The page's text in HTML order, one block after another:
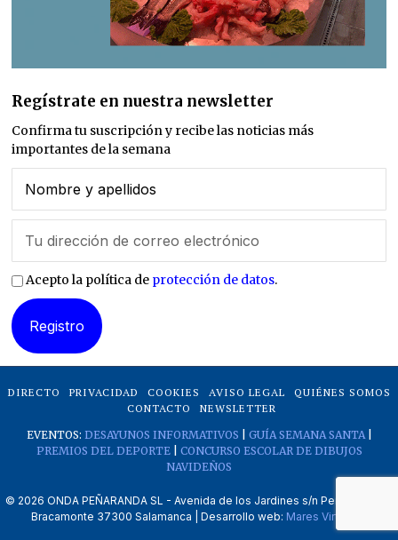
Regístrate en nuestra newsletter
Confirma tu suscripción y recibe las noticias más
importantes de la semana
Acepto la política de protección de datos.
DIRECTO PRIVACIDAD COOKIES AVISO LEGAL
QUIÉNES SOMOS
CONTACTO
NEWSLETTER
EVENTOS: DESAYUNOS INFORMATIVOS GUÍA SEMANA SANTA|
PREMIOS DEL DEPORTE| CONCURSO ESCOLAR DE DIBUJOS
NAVIDEÑOS
© 2026 ONDA PEÑARANDA SL - Avenida de los Jardines s/n Peñaranda de
Bracamonte 37300 Salamanca | Desarrollo web: Mares Virtuales